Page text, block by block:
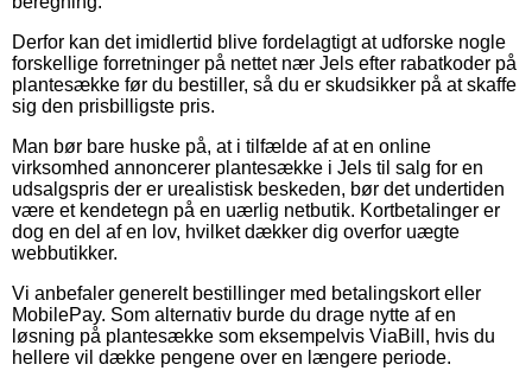
Derfor kan det imidlertid blive fordelagtigt at udforske nogle
forskellige forretninger på nettet nær Jels efter rabatkoder på
plantesække før du bestiller, så du er skudsikker på at skaffe
sig den prisbilligste pris.
Man bør bare huske på, at i tilfælde af at en online
virksomhed annoncerer plantesække i Jels til salg for en
udsalgspris der er urealistisk beskeden, bør det undertiden
være et kendetegn på en uærlig netbutik. Kortbetalinger er
dog en del af en lov, hvilket dækker dig overfor uægte
webbutikker.
Vi anbefaler generelt bestillinger med betalingskort eller
MobilePay. Som alternativ burde du drage nytte af en
løsning på plantesække som eksempelvis ViaBill, hvis du
hellere vil dække pengene over en længere periode.